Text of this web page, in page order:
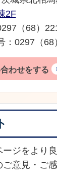
2F
（68）
：0297（68
わせをする
ジをより
意見・ご